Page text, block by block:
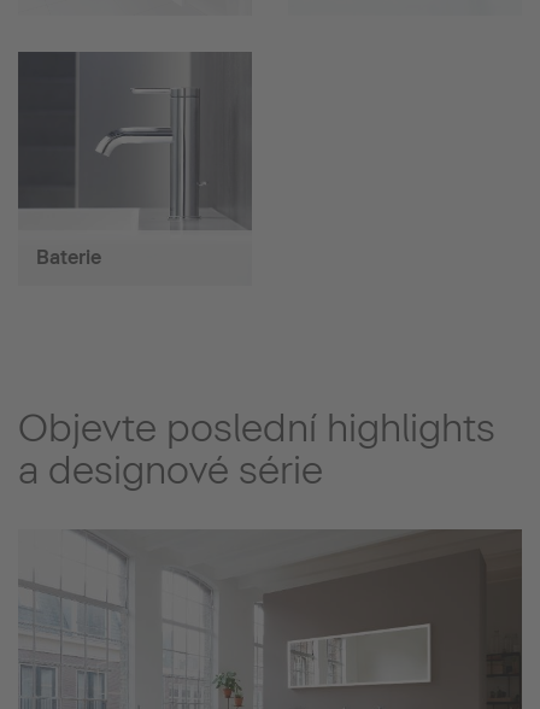
Baterie
Objevte poslední highlights
a designové série